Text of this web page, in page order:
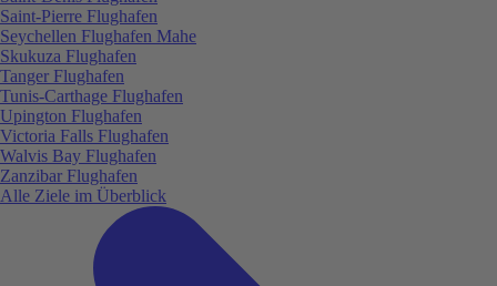
Saint-Pierre Flughafen
Seychellen Flughafen Mahe
Skukuza Flughafen
Tanger Flughafen
Tunis-Carthage Flughafen
Upington Flughafen
Victoria Falls Flughafen
Walvis Bay Flughafen
Zanzibar Flughafen
Alle Ziele im Überblick